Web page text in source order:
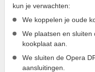
kun je verwachten:
We koppelen je oude
We plaatsen en
kookplaat aan.
We sluiten de Opera
aansluitingen.